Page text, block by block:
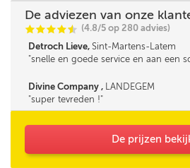
De adviezen van onze
CCCCi
@ (4.8/5 op 280 advies)
Detroch Lieve, Sint-Martens-Latem
snelle en goede service en aan een
Divine Company , LANDEGEM
super tevreden !
De prijzen